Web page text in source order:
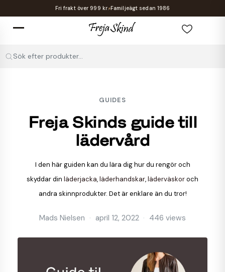
Fri frakt över 999 kr. Familjeägt sedan 1986
Sök efter produkter...
GUIDES
Freja Skinds guide till
lädervård
I den här guiden kan du lära dig hur du rengör och
skyddar din läderjacka,läderhandskar,läderväskoroch
andra skinnprodukter. Det är enklare än du tror!
Mads Nielsen april 12, 2022 446 views